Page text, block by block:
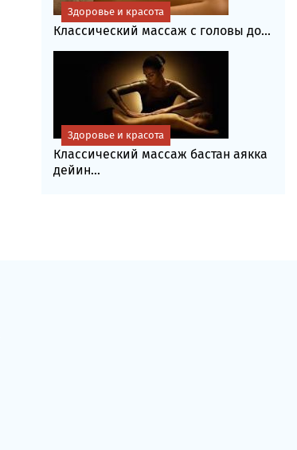
Классический массаж с головы до...
Здоровье и красота
Классический массаж бастан аякка
дейин...
Здоровье и красота